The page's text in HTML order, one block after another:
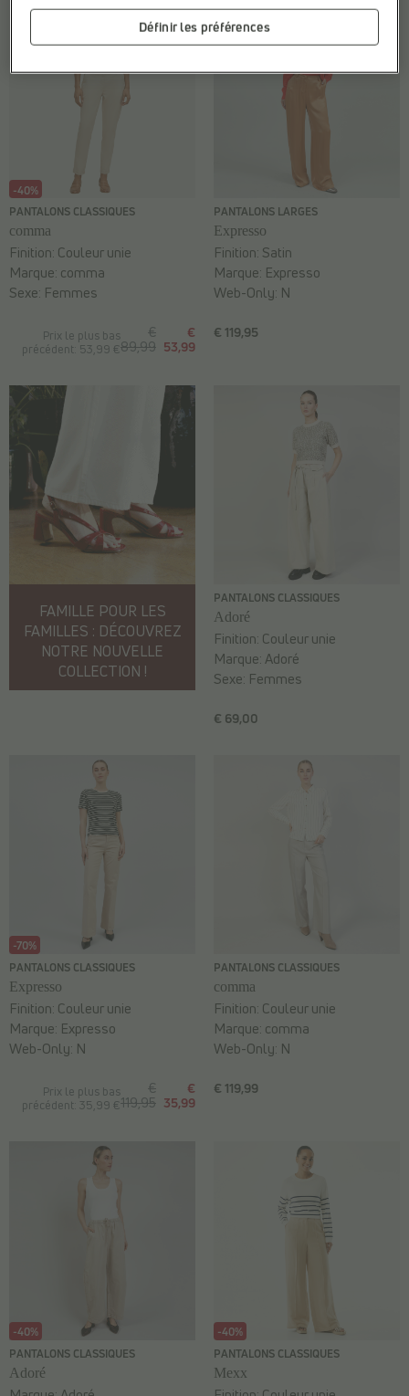
-40%
PANTALONS CLASSIQUES
comma
Prix le plus bas
précédent: 53,99 €
€
89,99
€
53,99
Finition: Couleur unie
Marque: comma
Sexe: Femmes
PANTALONS LARGES
Expresso
€ 119,95
Finition: Satin
Marque: Expresso
Web-Only: N
FAMILLE POUR LES
FAMILLES : DÉCOUVREZ
NOTRE NOUVELLE
COLLECTION !
PANTALONS CLASSIQUES
Adoré
€ 69,00
Finition: Couleur unie
Marque:Adoré
Sexe: Femmes
-70%
PANTALONS CLASSIQUES
Expresso
Prix le plus bas
précédent: 35,99 €
€
119,95
€
35,99
Finition: Couleur unie
Marque: Expresso
Web-Only: N
PANTALONS CLASSIQUES
comma
€ 119,99
Finition: Couleur unie
Marque: comma
Web-Only: N
-40%
PANTALONS CLASSIQUES
Adoré
-40%
PANTALONS CLASSIQUES
Mexx
Définir les préférences